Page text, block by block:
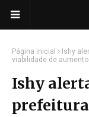
Página inicial
Ishy
viabilidade de
Ishy